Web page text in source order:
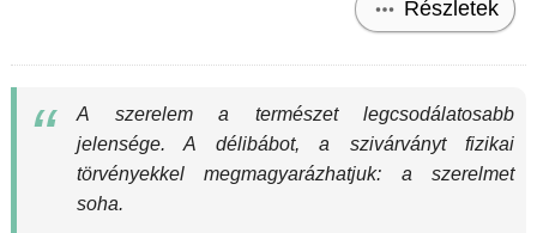
Részletek
A szerelem a természet legcsodálatosabb
jelensége. A délibábot, a szivárványt fizikai
törvényekkel megmagyarázhatjuk: a szerelmet
soha.